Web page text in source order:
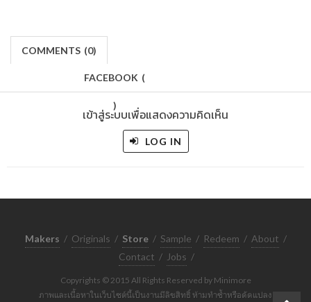
COMMENTS (0)
FACEBOOK (
)
เข้าสู่ระบบเพื่อแสดงความคิดเห็น
LOG IN
Makers / Originals / Store / Sample / Redeem / About /
Contact / Jobs /
Copyrights © 2015 All Rights Reserved by Minimore
ภาพและเนื้อหาในเว็บไซต์นี้เป็นงานมีลิขสิทธิ์ ห้ามทำซ้ำหรือดัดแปลง